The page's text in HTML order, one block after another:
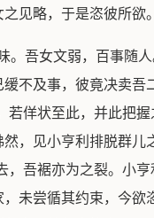
见略，于是恣彼所欲。
。吾女文弱，百事随
不及事，彼竟决卖
若佯状至此，并此把
，见小亨利排脱群
，吾裾亦为之裂。小
未尝循其约束，今